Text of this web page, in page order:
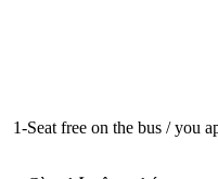
1-Seat free on the bus / you